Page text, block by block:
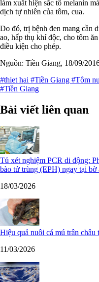
làm xuất hiện sắc tố melanin
dịch tự nhiên của tôm, cua.
Do đó, trị bệnh đen mang cần
ao, hấp thụ khí độc, cho tôm
điều kiện cho phép.
Nguồn: Tiền Giang, 18/09/
#thiet hai #Tiền Giang #Tôm
#Tiền Giang
Bài viết liên quan
Tủ xét nghiệm PCR di động:
bào tử trùng (EPH) ngay tại bờ
18/03/2026
Hiệu quả nuôi cá mú trân
11/03/2026